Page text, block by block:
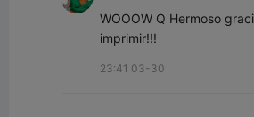
WOOOW Q Hermoso
imprimir!!!
23:41 03-30